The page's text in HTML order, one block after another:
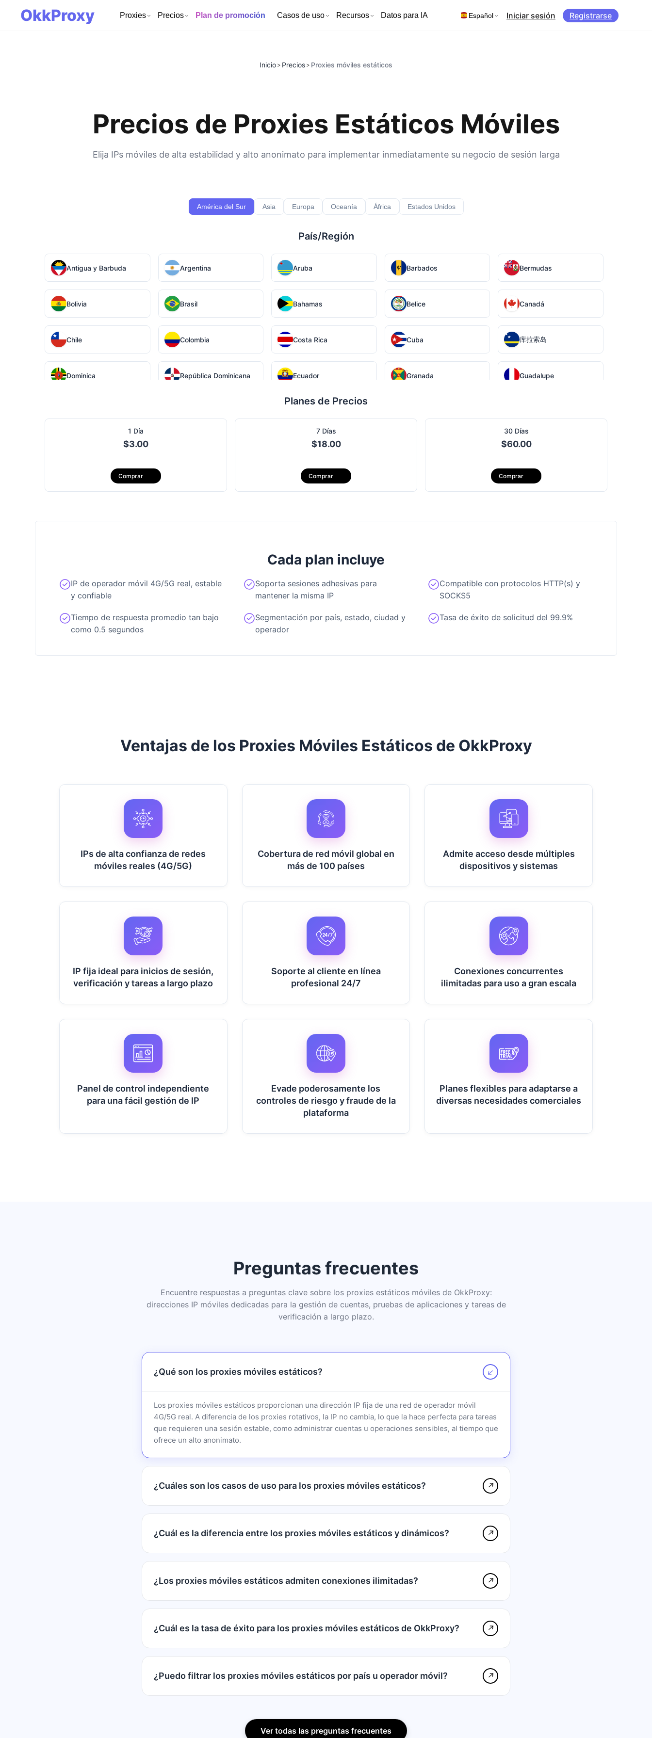
OkkProxy Proxies Precios Plan de promoción Casos de uso Recursos Datos para IA Español Iniciar sesión Registrarse
Inicio > Precios > Proxies móviles estáticos
Precios de Proxies Estáticos Móviles
Elija IPs móviles de alta estabilidad y alto anonimato para implementar inmediatamente su negocio de sesión larga
América del Sur Asia Europa Oceanía África Estados Unidos
País/Región
Antigua y Barbuda Argentina Aruba Barbados Bermudas
Bolivia Brasil Bahamas Belice Canadá
Chile Colombia Costa Rica Cuba 库拉索岛
Dominica República Dominicana Ecuador Granada Guadalupe
Santa Lucía México
Perú Paraguay
Surinam El Salvador Trinidad y Tobago Uruguay
Planes de Precios
1 Día
$3.00
Comprar
7 Días
$18.00
Comprar
30 Días
$60.00
Comprar
Cada plan incluye
IP de operador móvil 4G/5G real, estable
y confiable
Soporta sesiones adhesivas para
mantener la misma IP
Compatible con protocolos HTTP(s) y
SOCKS5
Tiempo de respuesta promedio tan bajo
como 0.5 segundos
Segmentación por país, estado, ciudad y
operador
Tasa de éxito de solicitud del 99.9%
Ventajas de los Proxies Móviles Estáticos de OkkProxy
IPs de alta confianza de redes
móviles reales (4G/5G)
Cobertura de red móvil global en
más de 100 países
Admite acceso desde múltiples
dispositivos y sistemas
IP fija ideal para inicios de sesión,
verificación y tareas a largo plazo
Soporte al cliente en línea
profesional 24/7
Conexiones concurrentes
ilimitadas para uso a gran escala
Panel de control independiente
para una fácil gestión de IP
Evade poderosamente los
controles de riesgo y fraude de la
plataforma
Planes flexibles para adaptarse a
diversas necesidades comerciales
Preguntas frecuentes
Encuentre respuestas a preguntas clave sobre los proxies estáticos móviles de OkkProxy:
direcciones IP móviles dedicadas para la gestión de cuentas, pruebas de aplicaciones y tareas de
verificación a largo plazo.
¿Qué son los proxies móviles estáticos? ↗
Los proxies móviles estáticos proporcionan una dirección IP fija de una red de operador móvil
4G/5G real. A diferencia de los proxies rotativos, la IP no cambia, lo que la hace perfecta para tareas
que requieren una sesión estable, como administrar cuentas u operaciones sensibles, al tiempo que
ofrece un alto anonimato.
¿Cuáles son los casos de uso para los proxies móviles estáticos? ↗
¿Cuál es la diferencia entre los proxies móviles estáticos y dinámicos? ↗
¿Los proxies móviles estáticos admiten conexiones ilimitadas? ↗
¿Cuál es la tasa de éxito para los proxies móviles estáticos de OkkProxy? ↗
¿Puedo filtrar los proxies móviles estáticos por país u operador móvil? ↗
Ver todas las preguntas frecuentes